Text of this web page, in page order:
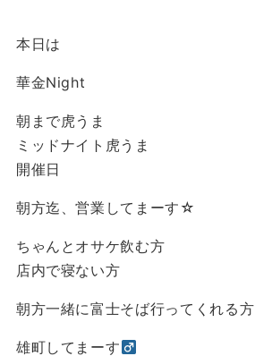
本日は
華金Night
朝まで虎うま
ミッドナイト虎うま
開催日
朝方迄、営業してまーす☆
ちゃんとオサケ飲む方
店内で寝ない方
朝方一緒に富士そば行ってくれる方
雄町してまーす‍